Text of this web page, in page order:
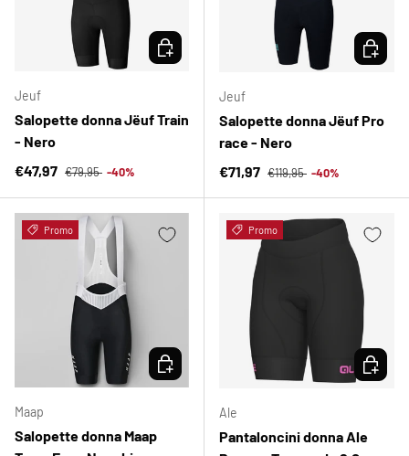
Jeuf
Salopette donna Jëuf Train
- Nero
Prezzo di vendita
€47,97 Prezzo normale
€79,95 -40%
SCEGLI OPZIONI
Jeuf
Salopette donna Jëuf Pro
race - Nero
Prezzo di vendita
€71,97 Prezzo normale
€119,95 -40%
SCEGLI
Promo
Maap
Salopette donna Maap
SCEGLI OPZIONI
Promo
Ale
Pantaloncini donna Ale
SCEGLI